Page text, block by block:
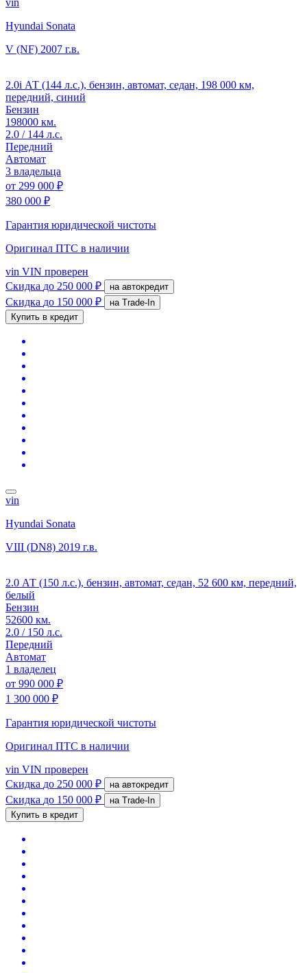
Hyundai Sonata
V (NF) 2007 г.в.
2.0i АТ (144 л.с.), бензин, автомат, седан, 198 000 км,
передний, синий
Бензин
198000 км.
2.0 / 144 л.с.
Передний
Автомат
3 владельца
от 299 000 ₽
380 000 ₽
Гарантия юридической чистоты
Оригинал ПТС в наличии
vin VIN проверен
Скидка до 250 000 ₽ на автокредит
Скидка до 150 000 ₽
на Trade-In
Купить в кредит
vin
Hyundai Sonata
VIII (DN8) 2019 г.в.
2.0 АТ (150 л.с.), бензин, автомат, седан, 52 600 км, передний,
белый
Бензин
52600 км.
2.0 / 150 л.с.
Передний
Автомат
1 владелец
от 990 000 ₽
1 300 000 ₽
Гарантия юридической чистоты
Оригинал ПТС в наличии
vin VIN проверен
Скидка до 250 000 ₽ на автокредит
Скидка до 150 000 ₽
на Trade-In
Купить в кредит